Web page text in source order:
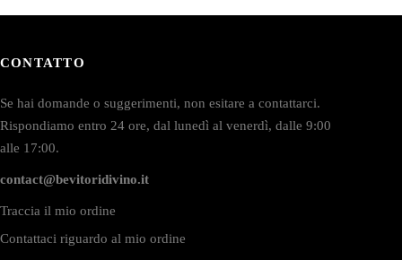
CONTATTO
Se hai domande o suggerimenti, non esitare a contattarci.
Rispondiamo entro 24 ore, dal lunedì al venerdì, dalle 9:00
alle 17:00.
contact@bevitoridivino.it
Traccia il mio ordine
Contattaci riguardo al mio ordine